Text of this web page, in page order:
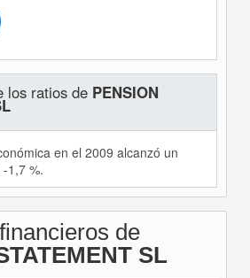
los ratios de PENSION
en el 2009 alcanzó un
1,7 %.
de
SL